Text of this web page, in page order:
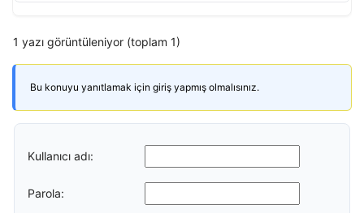
1 yazı görüntüleniyor (toplam 1)
Bu konuyu yanıtlamak için giriş yapmış olmalısınız.
Kullanıcı adı:
Parola: